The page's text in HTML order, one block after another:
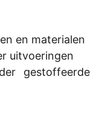
en materialen
uitvoeringen
gestoffeerde